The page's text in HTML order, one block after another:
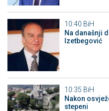
10:40 BiH
Na današnji
Izetbegović
10:35 BiH
Nakon
stepeni